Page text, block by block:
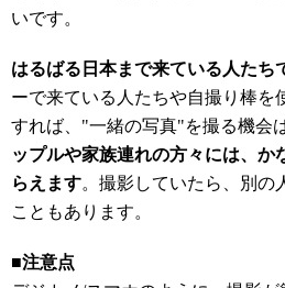
いです。
はるばる日本まで来ている人たち
ーで来ている人たちや自撮り棒を
すれば、"一緒の写真"を撮る機会
ップルや家族連れの方々には、か
らえます。撮影していたら、別の
こともあります。
■注意点